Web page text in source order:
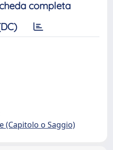
completa
(Capitolo o Saggio)